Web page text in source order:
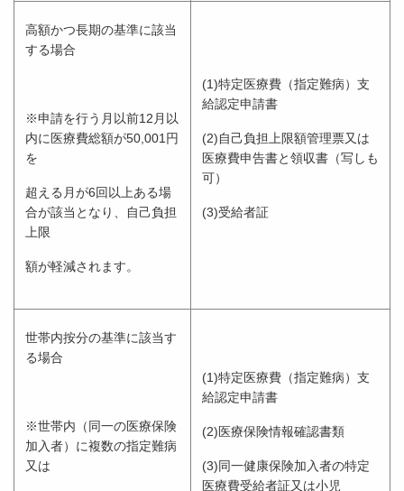
高額かつ長期の基準に該当
する場合
※申請を行う月以前12月以
内に医療費総額が50,001円
を
超える月が6回以上ある場
合が該当となり、自己負担
上限
額が軽減されます。
(1)特定医療費（指定難病）支
給認定申請書
(2)自己負担上限額管理票又は
医療費申告書と領収書（写しも
可）
(3)受給者証
世帯内按分の基準に該当す
る場合
※世帯内（同一の医療保険
加入者）に複数の指定難病
又は
(1)特定医療費（指定難病）支
給認定申請書
(2)医療保険情報確認書類
(3)同一健康保険加入者の特定
医療費受給者証又は小児